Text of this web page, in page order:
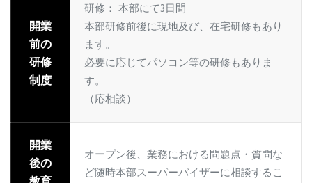
開業
前の
研修
制度
研修： 本部にて3日間
本部研修前後に現地及び、在宅研修もあり
ます。
必要に応じてパソコン等の研修もありま
す。
（応相談）
開業
後の
オープン後、業務における問題点・質問な
ど随時本部スーパーバイザーに相談するこ